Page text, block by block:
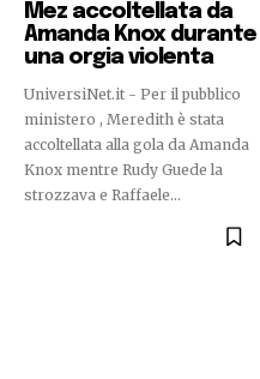
Mez accoltellata da
Amanda Knox durante
una orgia violenta
UniversiNet.it - Per il pubblico
ministero , Meredith è stata
accoltellata alla gola da Amanda
Knox mentre Rudy Guede la
strozzava e Raffaele...